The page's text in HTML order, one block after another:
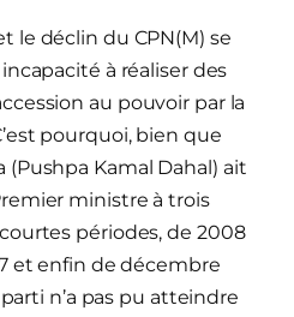
le déclin du CPN(M) se
à réaliser des
au pouvoir par la
pourquoi, bien que
(Pushpa Kamal Dahal) ait
ministre à trois
périodes, de 2008
et enfin de décembre
n’a pas pu atteindre